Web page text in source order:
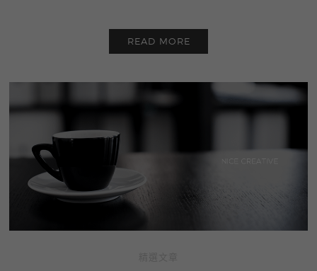
READ MORE